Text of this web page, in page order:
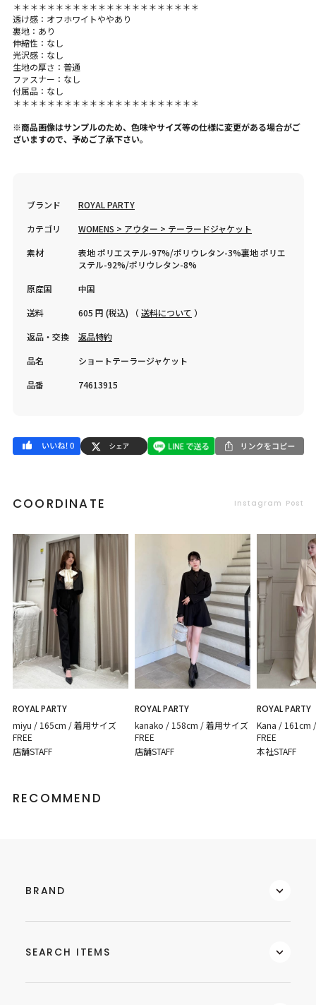
＊＊＊＊＊＊＊＊＊＊＊＊＊＊＊＊＊＊＊＊＊＊
透け感：オフホワイトややあり
裏地：あり
伸縮性：なし
光沢感：なし
生地の厚さ：普通
ファスナー：なし
付属品：なし
＊＊＊＊＊＊＊＊＊＊＊＊＊＊＊＊＊＊＊＊＊＊
※商品画像はサンプルのため、色味やサイズ等の仕様に変更がある場合がご
ざいますので、予めご了承下さい。
ブランド
ROYAL PARTY
カテゴリ
WOMENS > アウター > テーラードジャケット
素材
表地 ポリエステル-97%/ポリウレタン-3%裏地 ポリエ
ステル-92%/ポリウレタン-8%
原産国
中国
送料
605 円 (税込) （ 送料について ）
返品・交換
返品特約
品名
ショートテーラージャケット
品番
74613915
COORDINATE Instagram Post
ROYAL PARTY
miyu / 165cm / 着用サイズ
FREE
店舗STAFF
ROYAL PARTY
kanako / 158cm / 着用サイズ
FREE
店舗STAFF
ROYAL PARTY
Kana / 161cm
FREE
本社STAFF
RECOMMEND
BRAND
SEARCH ITEMS